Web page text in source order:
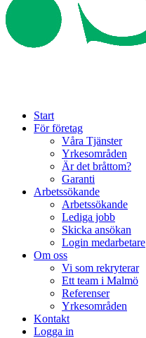
Start
För företag
Våra Tjänster
Yrkesområden
Är det bråttom?
Garanti
Arbetssökande
Arbetssökande
Lediga jobb
Skicka ansökan
Login medarbetare
Om oss
Vi som rekryterar
Ett team i Malmö
Referenser
Yrkesområden
Kontakt
Logga in